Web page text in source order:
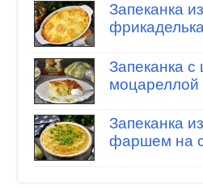
Запеканка
Запеканка с
моцареллой
Запеканка
фаршем на